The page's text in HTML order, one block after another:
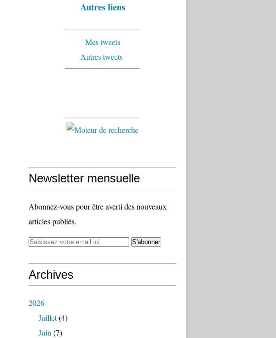
Autres liens
Mes tweets
Autres tweets
Newsletter mensuelle
Abonnez-vous pour être averti des nouveaux
articles publiés.
Archives
2026
Juillet(4)
Juin (7)